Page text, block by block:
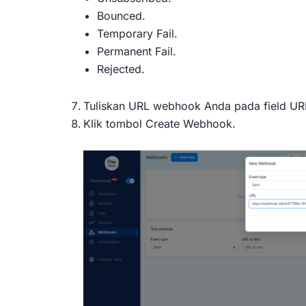
Bounced.
Temporary Fail.
Permanent Fail.
Rejected.
Tuliskan URL webhook Anda pada field
Klik tombol Create Webhook.